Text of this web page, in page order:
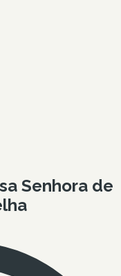
Senhora de